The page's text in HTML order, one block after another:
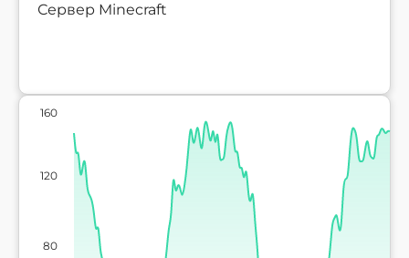
Сервер Minecraft
80
120
160